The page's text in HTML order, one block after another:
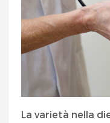
La varietà nella